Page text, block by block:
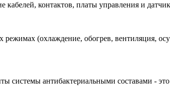
кабелей, контактов, платы управления и
режимах (охлаждение, обогрев, вентиляция,
системы антибактериальными составами -